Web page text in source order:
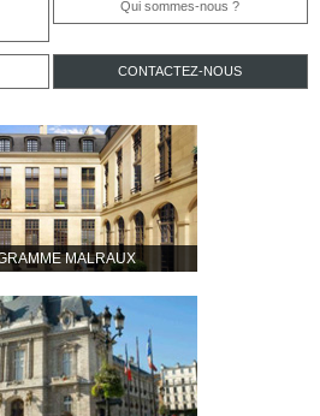
Qui sommes-nous ?
CONTACTEZ-NOUS
MALRAUX